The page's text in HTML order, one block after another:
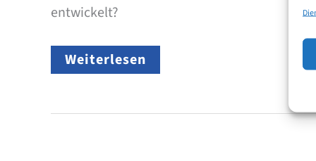
entwickelt?
Patente
und
Zeitverlauf
Weiterlesen